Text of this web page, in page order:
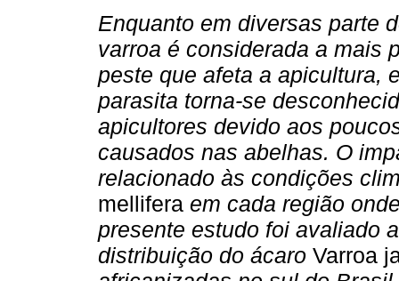
Enquanto em diversas parte
varroa é considerada a mais
peste que afeta a apicultura,
parasita torna-se
apicultores devido aos
causados nas abelhas. O
relacionado às condições
mellifera em cada região
presente estudo foi avaliado
distribuição do ácaro Varroa